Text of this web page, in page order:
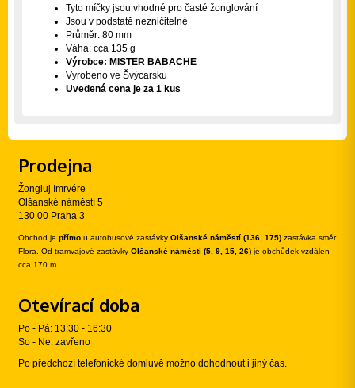
Tyto míčky jsou vhodné pro časté žonglování
Jsou v podstatě nezničitelné
Průměr: 80 mm
Váha: cca 135 g
Výrobce: MISTER BABACHE
Vyrobeno ve Švýcarsku
Uvedená cena je za 1 kus
Prodejna
Žongluj Imrvére
Olšanské náměstí 5
130 00 Praha 3
Obchod je přímo u autobusové zastávky Olšanské náměstí (136, 175) zastávka směr
Flora. Od tramvajové zastávky Olšanské náměstí (5, 9, 15, 26) je obchůdek vzdálen
cca 170 m.
Otevírací doba
Po - Pá: 13:30 - 16:30
So - Ne: zavřeno
Po předchozí telefonické domluvě možno dohodnout i jiný čas.